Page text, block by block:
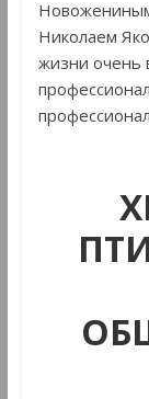
Николаем
жизни очень